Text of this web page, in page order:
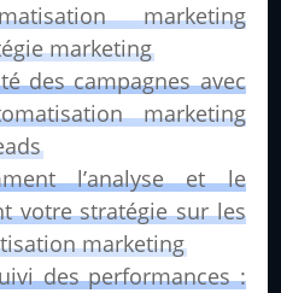
marketing
marketing
des campagnes avec
marketing
l’analyse et le
votre stratégie sur les
marketing
des performances :